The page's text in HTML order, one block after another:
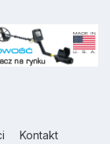
Kontakt